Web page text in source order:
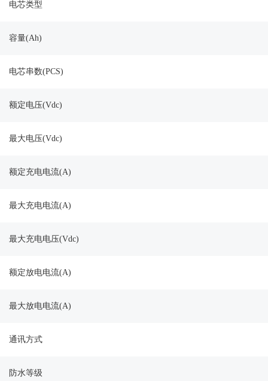
电芯类型
容量(Ah)
电芯串数(PCS)
额定电压(Vdc)
最大电压(Vdc)
额定充电电流(A)
最大充电电流(A)
最大充电电压(Vdc)
额定放电电流(A)
最大放电电流(A)
通讯方式
防水等级